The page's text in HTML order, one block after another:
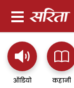
ऑडियो कहानी